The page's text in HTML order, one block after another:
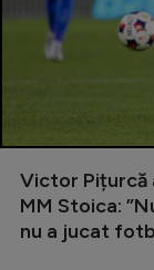
Victor Pițurcă
MM Stoica:
nu a jucat